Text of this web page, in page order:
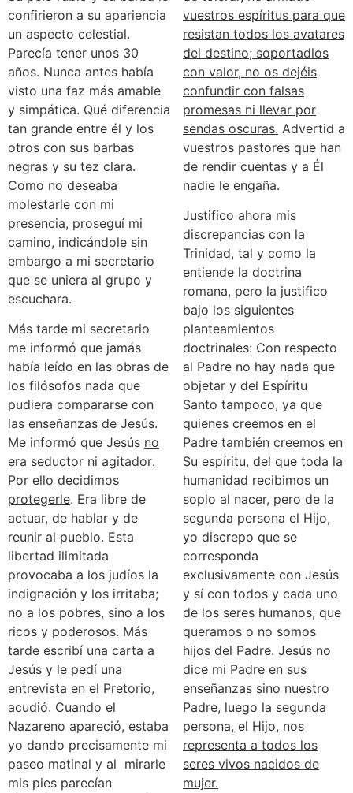
confirieron a su apariencia
un aspecto celestial.
Parecía tener unos 30
años. Nunca antes había
visto una faz más amable
y simpática. Qué diferencia
tan grande entre él y los
otros con sus barbas
negras y su tez clara.
Como no deseaba
molestarle con mi
presencia, proseguí mi
camino, indicándole sin
embargo a mi secretario
que se uniera al grupo y
escuchara.
Más tarde mi secretario
me informó que jamás
había leído en las obras de
los filósofos nada que
pudiera compararse con
las enseñanzas de Jesús.
Me informó que Jesús no
era seductor ni agitador.
Por ello decidimos
protegerle. Era libre de
actuar, de hablar y de
reunir al pueblo. Esta
libertad ilimitada
provocaba a los judíos la
indignación y los irritaba;
no a los pobres, sino a los
ricos y poderosos. Más
tarde escribí una carta a
Jesús y le pedí una
entrevista en el Pretorio,
acudió. Cuando el
Nazareno apareció, estaba
yo dando precisamente mi
paseo matinal y al mirarle
mis pies parecían
vuestros espíritus para que
resistan todos los avatares
del destino; soportadlos
con valor, no os dejéis
confundir con falsas
promesas ni llevar por
sendas oscuras. Advertid a
vuestros pastores que han
de rendir cuentas y a Él
nadie le engaña.
Justifico ahora mis
discrepancias con la
Trinidad, tal y como la
entiende la doctrina
romana, pero la justifico
bajo los siguientes
planteamientos
doctrinales: Con respecto
al Padre no hay nada que
objetar y del Espíritu
Santo tampoco, ya que
quienes creemos en el
Padre también creemos en
Su espíritu, del que toda la
humanidad recibimos un
soplo al nacer, pero de la
segunda persona el Hijo,
yo discrepo que se
corresponda
exclusivamente con Jesús
y sí con todos y cada uno
de los seres humanos, que
queramos o no somos
hijos del Padre. Jesús no
dice mi Padre en sus
enseñanzas sino nuestro
Padre, luego la segunda
persona, el Hijo, nos
representa a todos los
seres vivos nacidos de
mujer.